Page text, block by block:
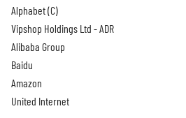
Alphabet (C)
Vipshop Holdings Ltd - ADR
Alibaba Group
Baidu
Amazon
United Internet